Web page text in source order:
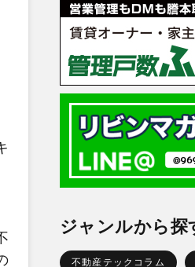
ジャンルから探
不動産テックコラム